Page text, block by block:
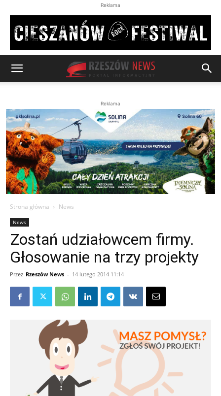
Reklama
Reklama
Strona główna News
News
Zostań udziałowcem firmy.
Głosowanie na trzy projekty
Przez Rzeszów News - 14 lutego 2014 11:14